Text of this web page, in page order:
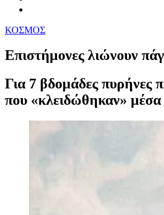
ΚΟΣΜΟΣ
Επιστήμονες λιώνουν
Για 7 βδομάδες πυρήνες
που «κλειδώθηκαν»